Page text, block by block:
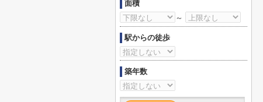
面積
～
駅からの徒歩
築年数